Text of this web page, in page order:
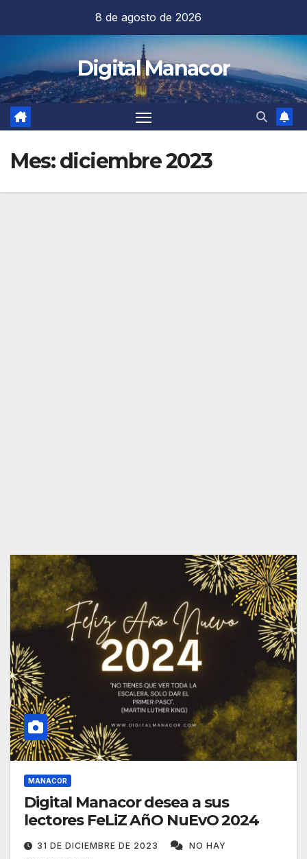
contenido
8 de agosto de 2026
Digital Manacor
Mes:diciembre 2023
MANACOR
Digital Manacor desea a sus
lectores FeLiZ AñO NuEvO 2024
31 DE DICIEMBRE DE 2023
NO HAY